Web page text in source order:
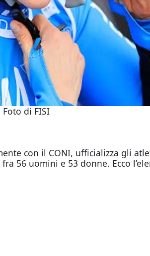
Foto di FISI
con il CONI, ufficializza gli
56 uomini e 53 donne. Ecco